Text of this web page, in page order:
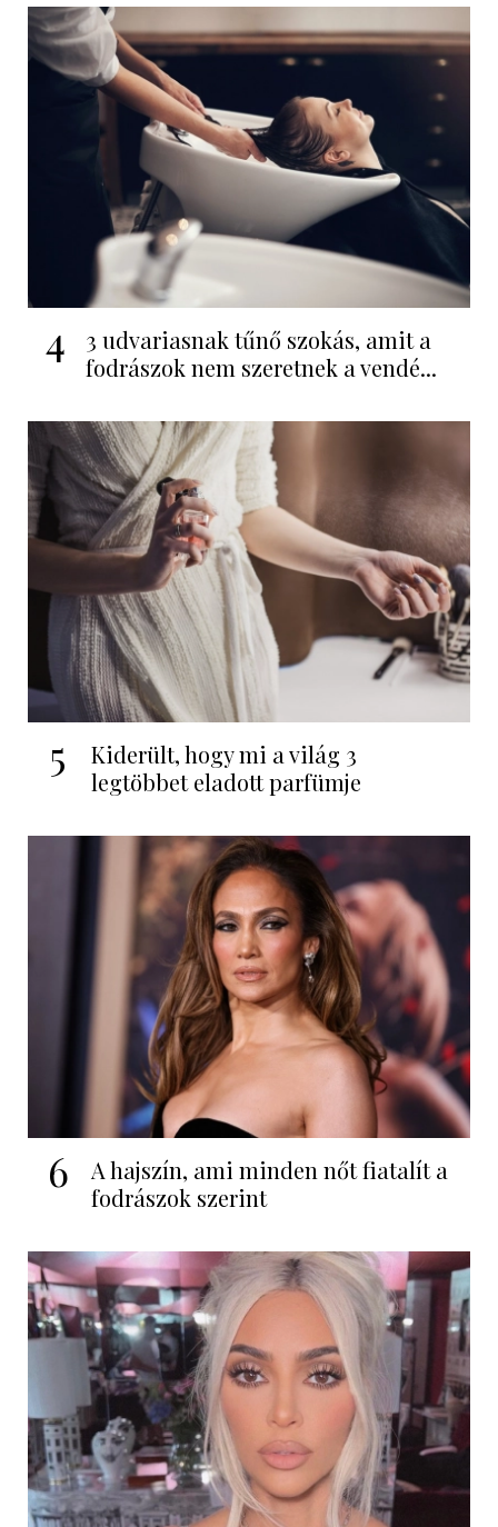
4
3 udvariasnak tűnő szokás, amit a
fodrászok nem szeretnek a vendé...
5
Kiderült, hogy mi a világ 3
legtöbbet eladott parfümje
6
A hajszín, ami minden nőt fiatalít a
fodrászok szerint